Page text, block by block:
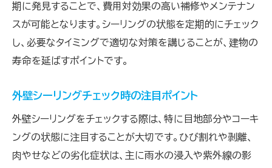
期に発見することで、費用対効果の高い補修やメンテナン
スが可能となります。シーリングの状態を定期的にチェック
し、必要なタイミングで適切な対策を講じることが、建物の
寿命を延ばすポイントです。
外壁シーリングチェック時の注目ポイント
外壁シーリングをチェックする際は、特に目地部分やコーキ
ングの状態に注目することが大切です。ひび割れや剥離、
肉やせなどの劣化症状は、主に雨水の浸入や紫外線の影